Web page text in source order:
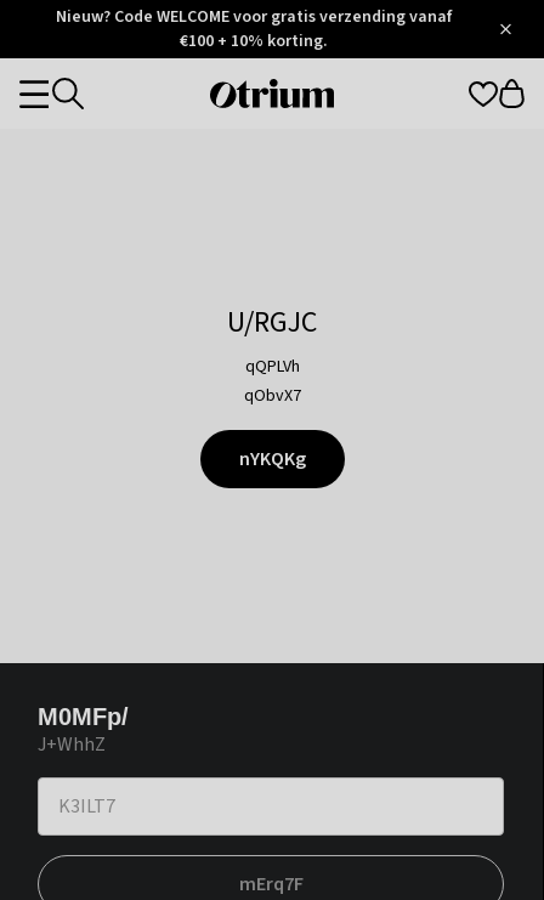
Otrium
Trustpilot
Nieuw? Code WELCOME voor gratis verzending vanaf
€100 + 10% korting.
Otrium
Categories
U/RGJC
qQPLVh
qObvX7
nYKQKg
M0MFp/
J+WhhZ
mErq7F